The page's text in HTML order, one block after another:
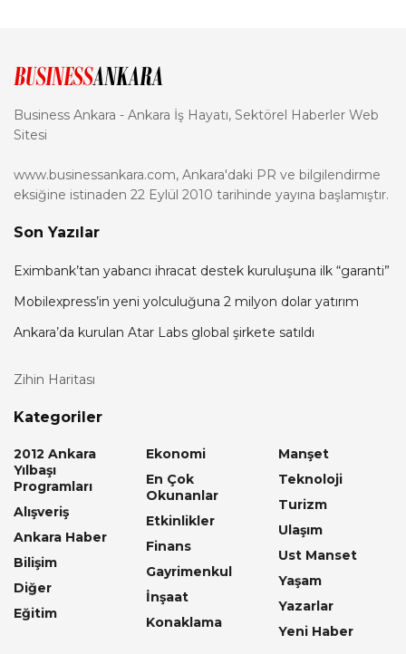
Business Ankara - Ankara İş Hayatı, Sektörel Haberler Web
Sitesi
www.businessankara.com, Ankara'daki PR ve bilgilendirme
eksiğine istinaden 22 Eylül 2010 tarihinde yayına başlamıştır.
Son Yazılar
Eximbank’tan yabancı ihracat destek kuruluşuna ilk “garanti”
Mobilexpress’in yeni yolculuğuna 2 milyon dolar yatırım
Ankara’da kurulan Atar Labs global şirkete satıldı
Zihin Haritası
Kategoriler
2012 Ankara
Yılbaşı
Programları
Alışveriş
Ankara Haber
Bilişim
Diğer
Eğitim
Ekonomi
En Çok
Okunanlar
Etkinlikler
Finans
Gayrimenkul
İnşaat
Konaklama
Manşet
Teknoloji
Turizm
Ulaşım
Ust Manset
Yaşam
Yazarlar
Yeni Haber